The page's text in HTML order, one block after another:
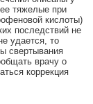
тяжелые при
кислоты)
последствий не
удается, то
свертывания
врачу о
коррекция